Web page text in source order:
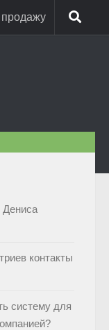
Дениса
контакты
систему для